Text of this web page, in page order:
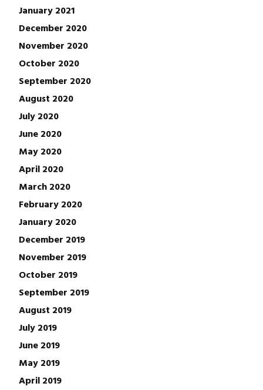
January 2021
December 2020
November 2020
October 2020
September 2020
August 2020
July 2020
June 2020
May 2020
April 2020
March 2020
February 2020
January 2020
December 2019
November 2019
October 2019
September 2019
August 2019
July 2019
June 2019
May 2019
April 2019